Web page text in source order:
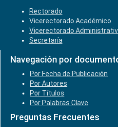
Rectorado
Vicerectorado Académico
Vicerectorado
Secretaría
Navegación por
Por Fecha de Publicación
Por Autores
Por Títulos
Por Palabras Clave
Preguntas Frecuentes